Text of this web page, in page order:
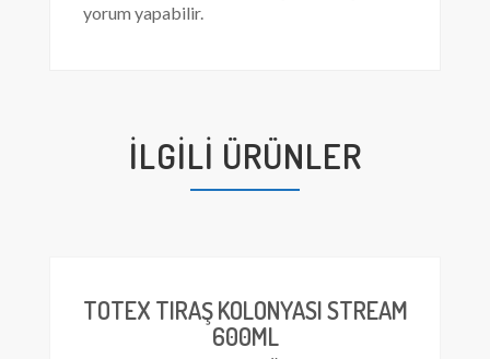
yorum yapabilir.
İLGILI ÜRÜNLER
TOTEX TIRAŞ KOLONYASI STREAM
600ML